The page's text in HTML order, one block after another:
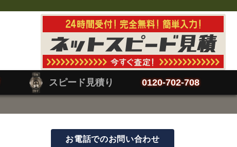
スピード見積り 0120-702-708
お電話でのお問い合わせ